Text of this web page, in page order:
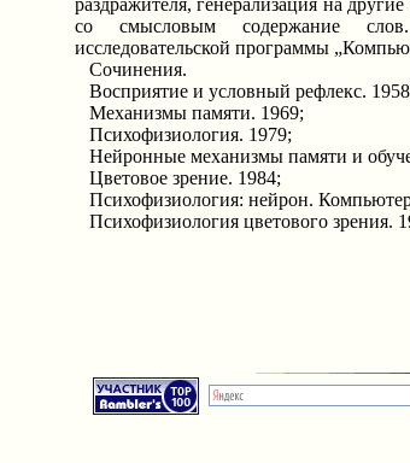
раздражителя, генерализация на
со смысловым содержание
исследовательской программы
Сочинения.
Восприятие и условный рефлекс.
Механизмы памяти. 1969;
Психофизиология. 1979;
Нейронные механизмы памяти и
Цветовое зрение. 1984;
Психофизиология: нейрон.
Психофизиология цветового зрения.